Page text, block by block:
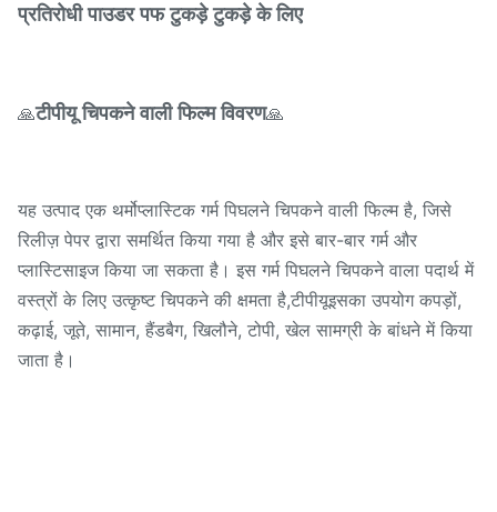
प्रतिरोधी पाउडर पफ टुकड़े टुकड़े के लिए
🙏टीपीयू चिपकने वाली फिल्म विवरण🙏
यह उत्पाद एक थर्मोप्लास्टिक गर्म पिघलने चिपकने वाली फिल्म है, जिसे
रिलीज़ पेपर द्वारा समर्थित किया गया है और इसे बार-बार गर्म और
प्लास्टिसाइज किया जा सकता है। इस गर्म पिघलने चिपकने वाला पदार्थ में
वस्त्रों के लिए उत्कृष्ट चिपकने की क्षमता है,टीपीयूइसका उपयोग कपड़ों,
कढ़ाई, जूते, सामान, हैंडबैग, खिलौने, टोपी, खेल सामग्री के बांधने में किया
जाता है।